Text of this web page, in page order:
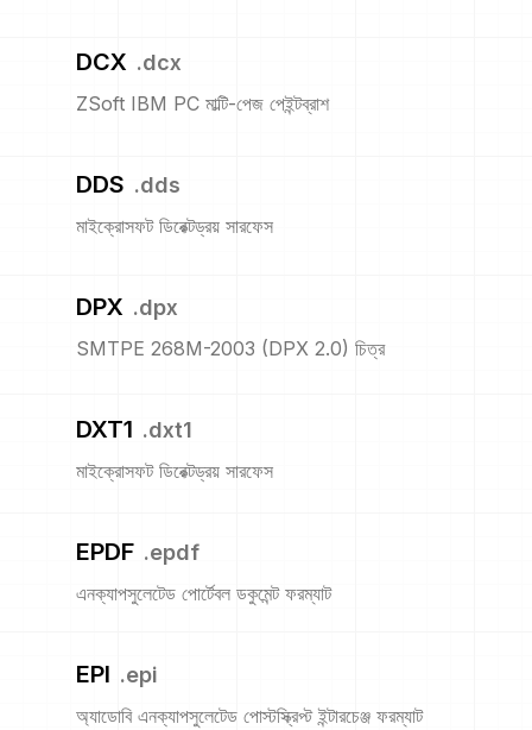
DCX .dcx
ZSoft IBM PC মাল্টি-পেজ পেইন্টব্রাশ
DDS .dds
মাইক্রোসফট ডিরেক্টড্রয় সারফেস
DPX .dpx
SMTPE 268M-2003 (DPX 2.0) চিত্র
DXT1 .dxt1
মাইক্রোসফট ডিরেক্টড্রয় সারফেস
EPDF .epdf
এনক্যাপসুলেটেড পোর্টেবল ডকুমেন্ট ফরম্যাট
EPI .epi
অ্যাডোবি এনক্যাপসুলেটেড পোস্টস্ক্রিপ্ট ইন্টারচেঞ্জ ফরম্যাট